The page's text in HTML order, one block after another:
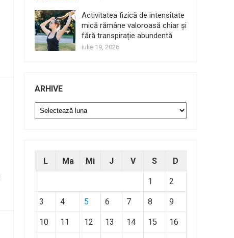
Activitatea fizică de intensitate
mică rămâne valoroasă chiar și
fără transpirație abundentă
iulie 19, 2026
ARHIVE
Arhive
L Ma Mi J V S D
1 2
3 4 5 6 7 8 9
10 11 12 13 14 15 16